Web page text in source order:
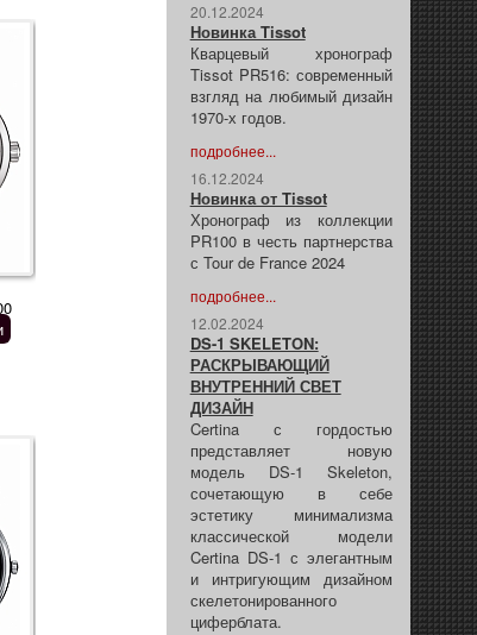
20.12.2024
Новинка Tissot
Кварцевый хронограф
Tissot PR516: современный
взгляд на любимый дизайн
1970-х годов.
подробнее...
16.12.2024
Новинка от Tissot
Хронограф из коллекции
PR100 в честь партнерства
с Tour de France 2024
подробнее...
12.02.2024
DS-1 SKELETON:
РАСКРЫВАЮЩИЙ
ВНУТРЕННИЙ СВЕТ
ДИЗАЙН
Certina с гордостью
представляет новую
модель DS-1 Skeleton,
сочетающую в себе
эстетику минимализма
классической модели
Certina DS-1 с элегантным
и интригующим дизайном
скелетонированного
циферблата.